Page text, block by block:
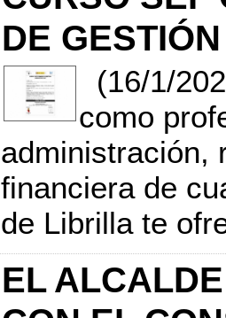
DE
(16/1/
como
administración,
financiera de
de Librilla te
EL